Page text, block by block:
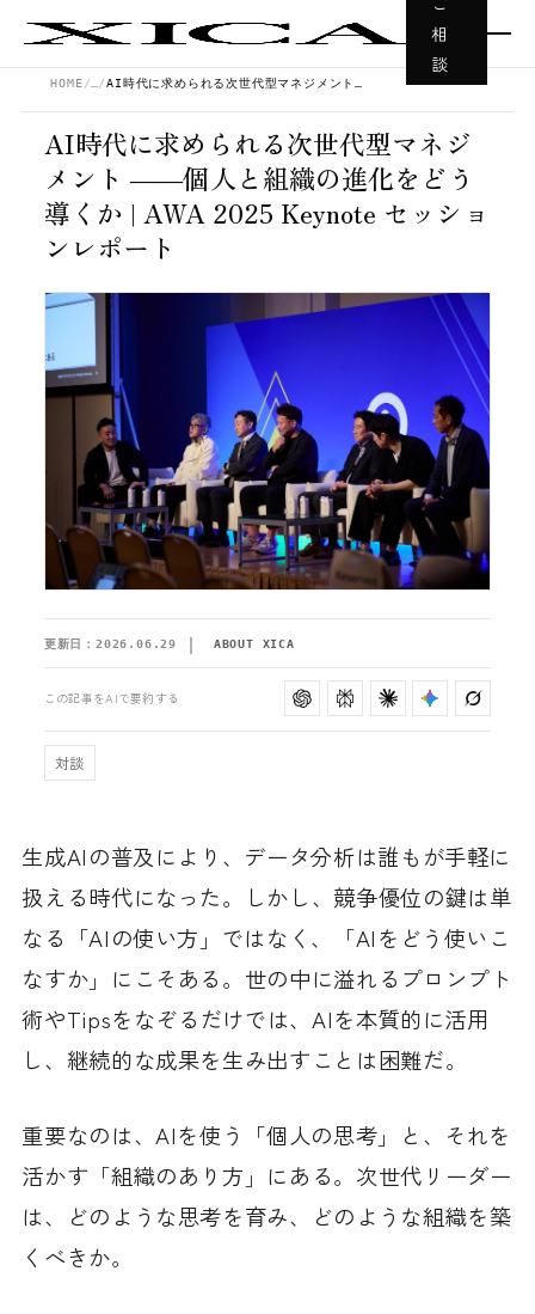
相
談
HOME
AI時代に求められる次世代型マネジ
メント ――個人と組織の進化をどう
導くか | AWA 2025 Keynote セッショ
ンレポート
更新日： 2026.06.29 ABOUT XICA
この記事をAIで要約する
対談
生成AIの普及により、データ分析は誰もが手軽に
扱える時代になった。しかし、競争優位の鍵は単
なる「AIの使い方」ではなく、「AIをどう使いこ
なすか」にこそある。世の中に溢れるプロンプト
術やTipsをなぞるだけでは、AIを本質的に活用
し、継続的な成果を生み出すことは困難だ。
重要なのは、AIを使う「個人の思考」と、それを
活かす「組織のあり方」にある。次世代リーダー
は、どのような思考を育み、どのような組織を築
くべきか。